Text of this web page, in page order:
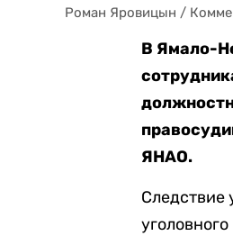
Роман Яровицын /
В Ямало-
ЯНАО.
Следствие